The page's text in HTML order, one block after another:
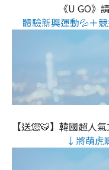
《U GO》
體驗新興運動💦＋
【送您🐯】韓國超人
↓將萌虎